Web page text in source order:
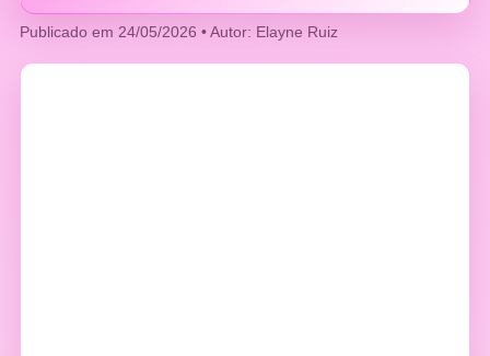
Publicado em 24/05/2026 • Autor: Elayne Ruiz